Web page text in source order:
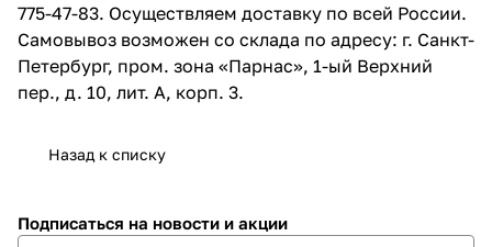
775-47-83. Осуществляем доставку по всей России.
Самовывоз возможен со склада по адресу: г. Санкт-
Петербург, пром. зона «Парнас», 1-ый Верхний
пер., д. 10, лит. А, корп. 3.
Назад к списку
Подписаться на новости и акции